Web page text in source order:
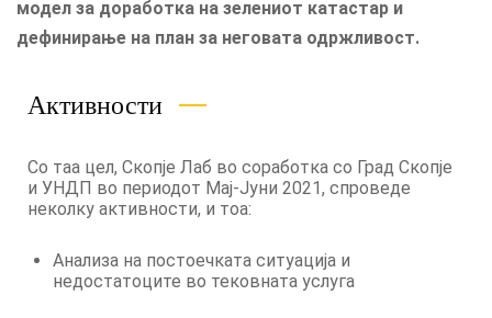
модел за доработка на зелениот катастар и
дефинирање на план за неговата одржливост.
Активности
Со таа цел, Скопје Лаб во соработка со Град Скопје
и УНДП во периодот Мај-Јуни 2021, спроведе
неколку активности, и тоа:
Анализа на постоечката ситуација и
недостатоците во тековната услуга